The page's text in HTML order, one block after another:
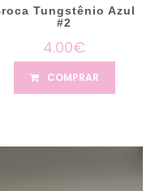
Tungstênio Azul
#2
4.00€
COMPRAR